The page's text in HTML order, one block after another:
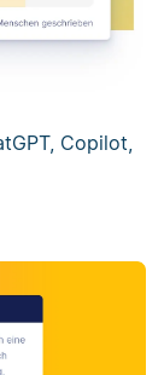
Copilot,